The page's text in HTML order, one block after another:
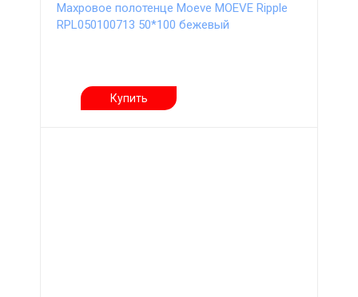
Махровое полотенце Moeve MOEVE Ripple
RPL050100713 50*100 бежевый
Купить